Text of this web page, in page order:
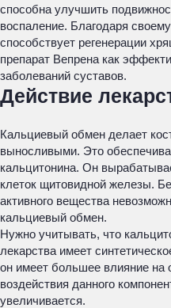
способна улучшить
воспаление. Благодаря
способствует регенерации
препарат Вепрена как
заболеваний суставов.
Действие
Кальциевый обмен делает
выносливыми. Это
кальцитонина. Он
клеток щитовидной железы.
активного вещества
кальциевый обмен.
Нужно учитывать, что
лекарства имеет
он имеет большее влияние на
воздействия данного
увеличивается.